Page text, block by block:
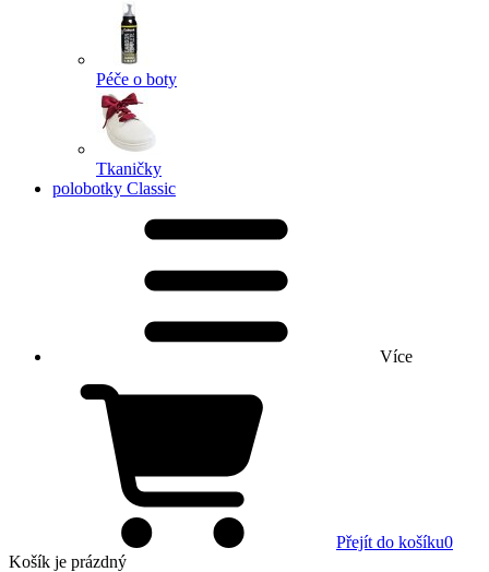
Péče o boty
Tkaničky
polobotky Classic
Více
Přejít do košíku0
Košík je prázdný